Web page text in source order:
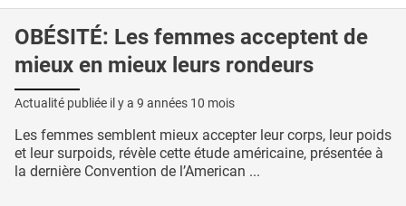
OBÉSITÉ: Les femmes acceptent de
mieux en mieux leurs rondeurs
Actualité publiée il y a 9 années 10 mois
Les femmes semblent mieux accepter leur corps, leur poids
et leur surpoids, révèle cette étude américaine, présentée à
la dernière Convention de l’American ...